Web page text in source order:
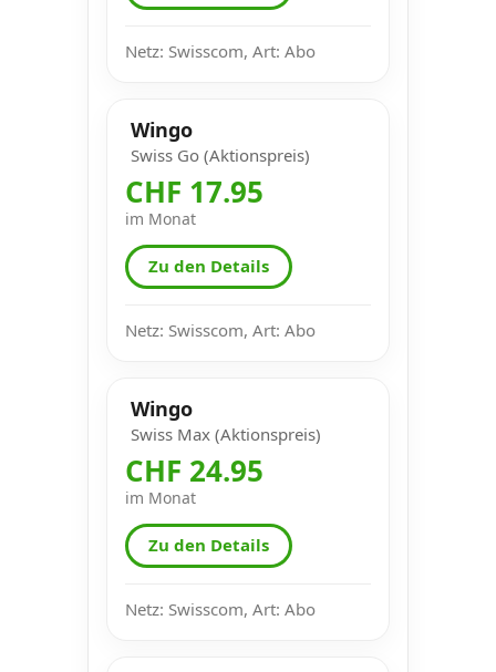
Netz: Swisscom, Art: Abo
Wingo
Swiss Go (Aktionspreis)
CHF 17.95
im Monat
Zu den Details
Netz: Swisscom, Art: Abo
Wingo
Swiss Max (Aktionspreis)
CHF 24.95
im Monat
Zu den Details
Netz: Swisscom, Art: Abo